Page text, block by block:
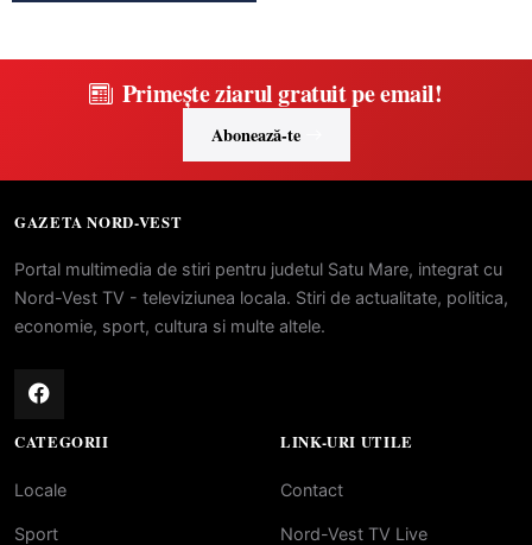
Primește ziarul gratuit pe email!
Abonează-te
GAZETA NORD-VEST
Portal multimedia de stiri pentru judetul Satu Mare, integrat cu
Nord-Vest TV - televiziunea locala. Stiri de actualitate, politica,
economie, sport, cultura si multe altele.
CATEGORII
Locale
Sport
LINK-URI UTILE
Contact
Nord-Vest TV Live